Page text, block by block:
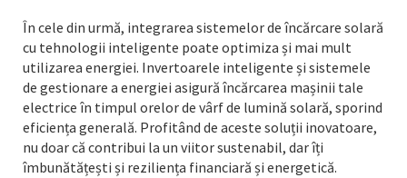
În cele din urmă, integrarea sistemelor de încărcare solară
cu tehnologii inteligente poate optimiza și mai mult
utilizarea energiei. Invertoarele inteligente și sistemele
de gestionare a energiei asigură încărcarea mașinii tale
electrice în timpul orelor de vârf de lumină solară, sporind
eficiența generală. Profitând de aceste soluții inovatoare,
nu doar că contribui la un viitor sustenabil, dar îți
îmbunătățești și reziliența financiară și energetică.